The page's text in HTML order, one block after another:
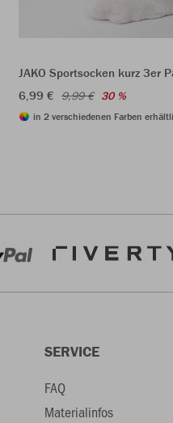
JAKO Sportsocken kurz 3er
6,99 € 9,99 € 30 %
in 2 verschiedenen Farben
SERVICE
FAQ
Materialinfos